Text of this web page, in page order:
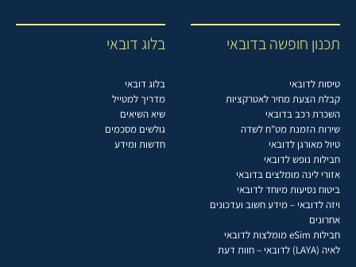
תכנון חופשה בדובאי
טיסות לדובאי
קבלת הצעת מחיר לאטרקציות
השכרת רכב בדובאי
שירות הזמנת מט"ח לשדה
טיול מאורגן לדובאי
חבילות נופש לדובאי
אזורי לינה מומלצים בדובאי
ביטוח נסיעות מיוחד לדובאי
ויזה לדובאי – מידע חשוב ועדכונים
אחרונים
חבילות eSim מומלצות לדובאי
לאיה (LAYA) לדובאי – חוות דעת
בלוג דובאי
בלוג דובאי
מדריך למטייל
שיא השיאים
גולשים מסכמים
חדשות ומידע